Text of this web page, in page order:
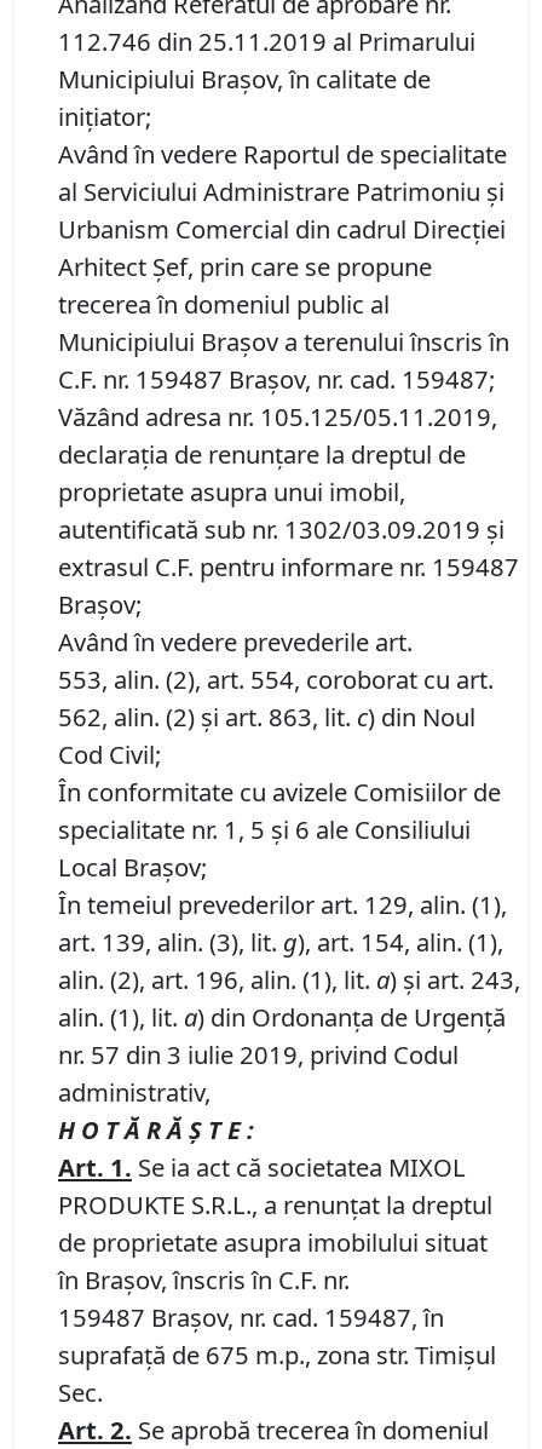
112.746 din 25.11.2019 al Primarului
Municipiului Brașov, în calitate de
inițiator;
Având în vedere Raportul de specialitate
al Serviciului Administrare Patrimoniu şi
Urbanism Comercial din cadrul Direcției
Arhitect Șef, prin care se propune
trecerea în domeniul public al
Municipiului Braşov a terenului înscris în
C.F. nr. 159487 Brașov, nr. cad. 159487;
Văzând adresa nr. 105.125/05.11.2019,
declaraţia de renunţare la dreptul de
proprietate asupra unui imobil,
autentificată sub nr. 1302/03.09.2019 și
extrasul C.F. pentru informare nr. 159487
Brașov;
Având în vedere prevederile art.
553, alin. (2), art. 554, coroborat cu art.
562, alin. (2) și art. 863, lit. c) din Noul
Cod Civil;
În conformitate cu avizele Comisiilor de
specialitate nr. 1, 5 și 6 ale Consiliului
Local Brașov;
În temeiul prevederilor art. 129, alin. (1),
art. 139, alin. (3), lit. g), art. 154, alin. (1),
alin. (2), art. 196, alin. (1), lit. a) și art. 243,
alin. (1), lit. a) din Ordonanța de Urgență
nr. 57 din 3 iulie 2019, privind Codul
administrativ,
H O T Ă R Ă Ş T E :
Art. 1. Se ia act că societatea MIXOL
PRODUKTE S.R.L., a renunțat la dreptul
de proprietate asupra imobilului situat
în Braşov, înscris în C.F. nr.
159487 Brașov, nr. cad. 159487, în
suprafață de 675 m.p., zona str. Timișul
Sec.
Art. 2. Se aprobă trecerea în domeniul